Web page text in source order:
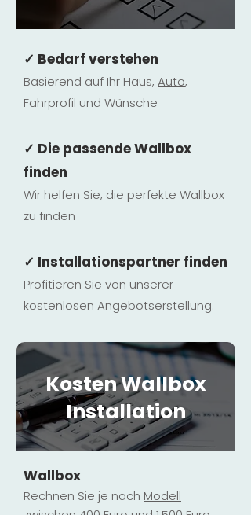
✓ Bedarf verstehen
Basierend auf Ihr Haus, Auto,
Fahrprofil und Wünsche
✓ Die passende Wallbox
finden
Wir helfen Sie, die perfekte Wallbox
zu finden
✓ Installationspartner finden
Profitieren Sie von unserer
kostenlosen Angebotserstellung.
Kosten Wallbox
Installation
Wallbox
Rechnen Sie je nach Modell